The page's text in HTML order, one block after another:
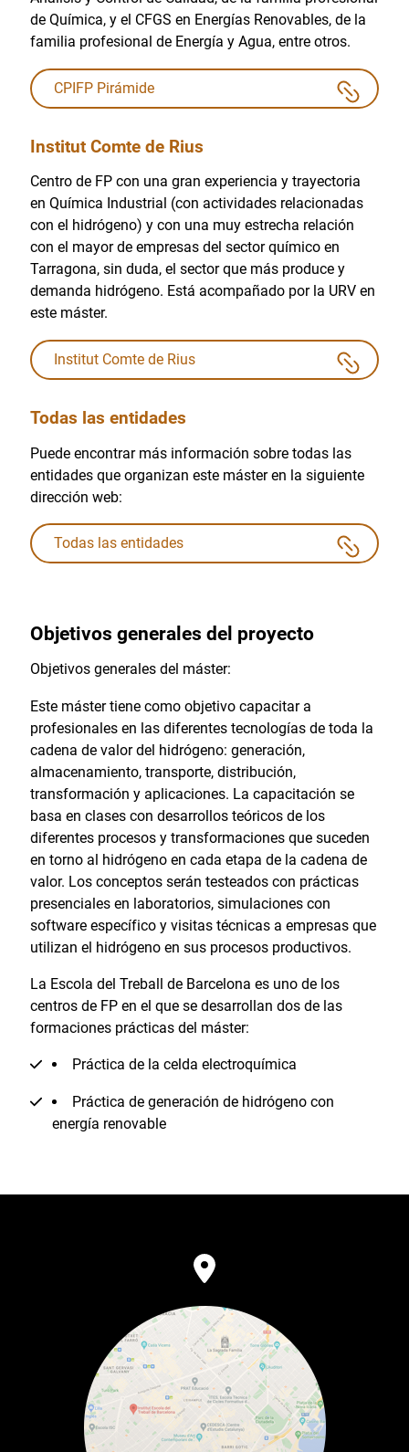
de Química, y el CFGS en Energías Renovables, de la
familia profesional de Energía y Agua, entre otros.
CPIFP Pirámide
Institut Comte de Rius
Centro de FP con una gran experiencia y trayectoria
en Química Industrial (con actividades relacionadas
con el hidrógeno) y con una muy estrecha relación
con el mayor de empresas del sector químico en
Tarragona, sin duda, el sector que más produce y
demanda hidrógeno. Está acompañado por la URV en
este máster.
Institut Comte de Rius
Todas las entidades
Puede encontrar más información sobre todas las
entidades que organizan este máster en la siguiente
dirección web:
Todas las entidades
Objetivos generales del proyecto
Objetivos generales del máster:
Este máster tiene como objetivo capacitar a
profesionales en las diferentes tecnologías de toda la
cadena de valor del hidrógeno: generación,
almacenamiento, transporte, distribución,
transformación y aplicaciones. La capacitación se
basa en clases con desarrollos teóricos de los
diferentes procesos y transformaciones que suceden
en torno al hidrógeno en cada etapa de la cadena de
valor. Los conceptos serán testeados con prácticas
presenciales en laboratorios, simulaciones con
software específico y visitas técnicas a empresas que
utilizan el hidrógeno en sus procesos productivos.
La Escola del Treball de Barcelona es uno de los
centros de FP en el que se desarrollan dos de las
formaciones prácticas del máster:
Práctica de la celda electroquímica
Práctica de generación de hidrógeno con
energía renovable